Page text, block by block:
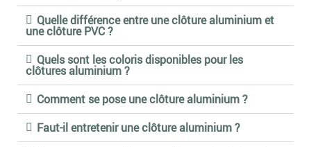
Quelle différence entre une clôture aluminium et
une clôture PVC ?
Quels sont les coloris disponibles pour les
clôtures aluminium ?
Comment se pose une clôture aluminium ?
Faut-il entretenir une clôture aluminium ?